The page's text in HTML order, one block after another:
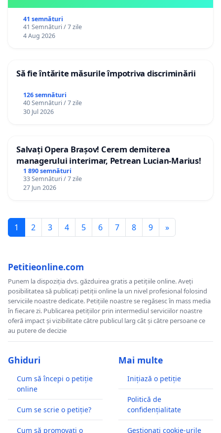
41 semnături
41 Semnături / 7 zile
4 Aug 2026
Să fie întărite măsurile împotriva discriminării
126 semnături
40 Semnături / 7 zile
30 Jul 2026
Salvați Opera Brașov! Cerem demiterea
managerului interimar, Petrean Lucian-Marius!
1 890 semnături
33 Semnături / 7 zile
27 Jun 2026
1 2 3 4 5 6 7 8 9 »
Petitieonline.com
Punem la dispoziția dvs. găzduirea gratis a petițiile online. Aveți
posibilitatea să publicați petiții online la un nivel profesional folosind
serviciile noastre dedicate. Petițiile noastre se regăsesc în mass media
în fiecare zi. Publicarea petițiilor prin intermediul serviciilor noastre
oferă impact și vizibilitate către publicul larg cât și către persoane ce
au putere de decizie
Ghiduri
Cum să începi o petiție
online
Cum se scrie o petiție?
Cum să promovați o
Mai multe
Inițiază o petiție
Politică de
confidențialitate
Gestionați cookie-urile